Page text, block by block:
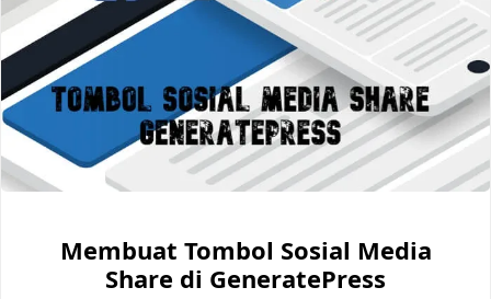
Membuat Tombol Sosial Media
Share di GeneratePress